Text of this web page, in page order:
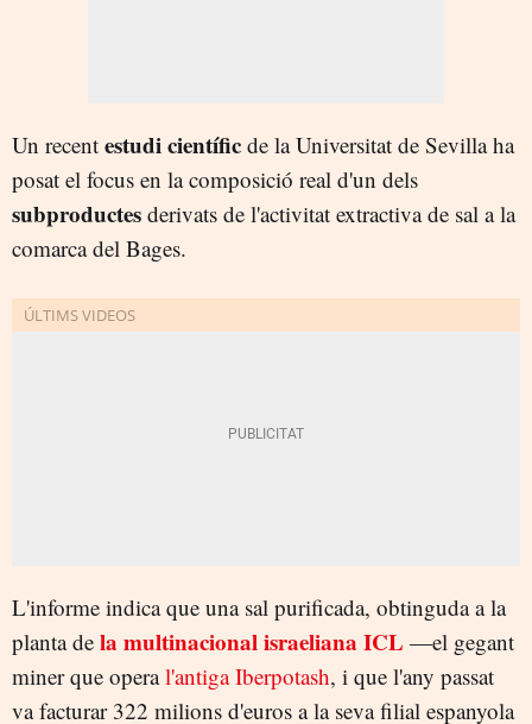
Un recent estudi científic de la Universitat de Sevilla ha
posat el focus en la composició real d'un dels
subproductes derivats de l'activitat extractiva de sal a la
comarca del Bages.
L'informe indica que una sal purificada, obtinguda a la
planta de la multinacional israeliana ICL —el gegant
miner que operal'antiga Iberpotash, i que l'any passat
va facturar 322 milions d'euros a la seva filial espanyola